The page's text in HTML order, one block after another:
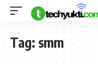
Tag: smm